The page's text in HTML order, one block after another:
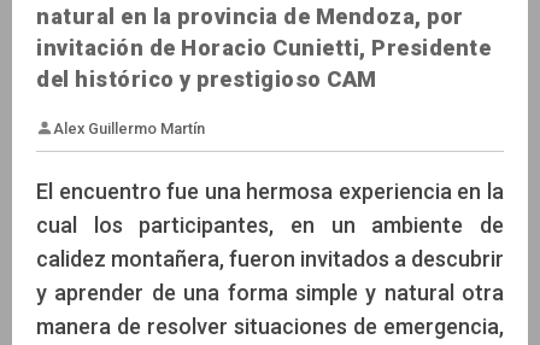
natural en la provincia de Mendoza, por
invitación de Horacio Cunietti, Presidente
del histórico y prestigioso CAM
Alex Guillermo Martín
El encuentro fue una hermosa experiencia en la
cual los participantes, en un ambiente de
calidez montañera, fueron invitados a descubrir
y aprender de una forma simple y natural otra
manera de resolver situaciones de emergencia,